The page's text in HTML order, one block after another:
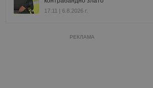
17:11 | 6.8.2026 г.
РЕКЛАМА